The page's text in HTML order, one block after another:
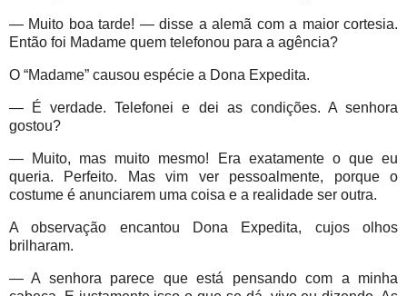
— Muito boa tarde! — disse a alemã com a maior cortesia.
Então foi Madame quem telefonou para a agência?
O “Madame” causou espécie a Dona Expedita.
— É verdade. Telefonei e dei as condições. A senhora
gostou?
— Muito, mas muito mesmo! Era exatamente o que eu
queria. Perfeito. Mas vim ver pessoalmente, porque o
costume é anunciarem uma coisa e a realidade ser outra.
A observação encantou Dona Expedita, cujos olhos
brilharam.
— A senhora parece que está pensando com a minha